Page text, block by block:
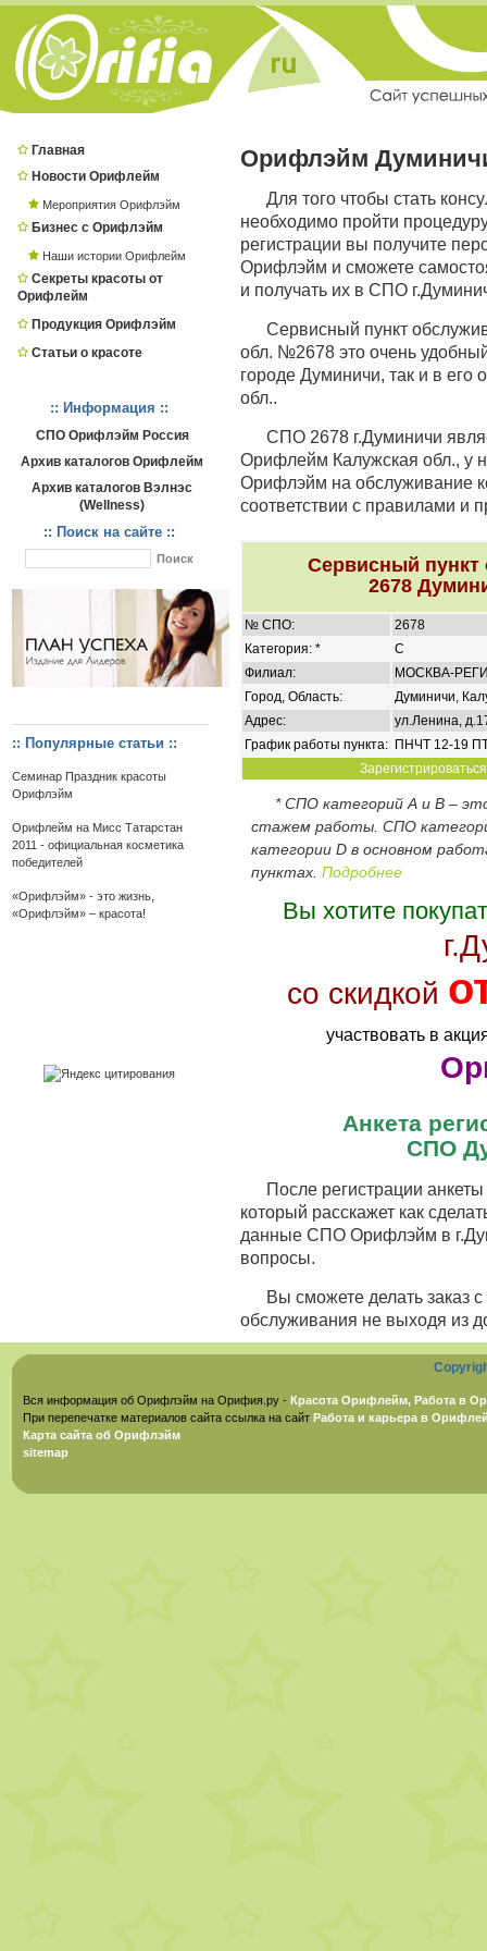
Главная
Новости Орифлейм
Мероприятия Орифлэйм
Бизнес с Орифлэйм
Наши истории Орифлейм
Секреты красоты от
Орифлейм
Продукция Орифлэйм
Статьи о красоте
:: Информация ::
СПО Орифлэйм Россия
Архив каталогов Орифлейм
Архив каталогов Вэлнэс
(Wellness)
:: Поиск на сайте ::
:: Популярные статьи ::
Семинар Праздник красоты
Орифлэйм
Орифлейм на Мисс Татарстан
2011 - официальная косметика
победителей
«Орифлэйм» - это жизнь,
«Орифлэйм» – красота!
Орифлэйм
Для того чтобы стать
необходимо пройти
регистрации вы получите
Орифлэйм и сможете
и получать их в СПО
Сервисный пункт
обл. №2678 это очень
городе Думиничи, так и в его
обл..
СПО 2678 г.Думиничи
Орифлейм Калужская обл., у
Орифлэйм на обслуживание
соответствии с правилами и
Сервисный
2678
№ СПО:
2678
Категория: *
C
Филиал:
МОСКВА-
Город, Область:
Думиничи,
Адрес:
ул.Ленина,
График работы пункта: ПНЧТ 12-19
* СПО категорий А и В –
стажем работы. СПО
категории D в основном
пунктах. Подробнее
Вы хотите
со скидкой
участвовать в
Анкета
СПО
После регистрации
который расскажет как
данные СПО Орифлэйм в
вопросы.
Вы сможете делать заказ
обслуживания не выходя из
Вся информация об Орифлэйм на Орифия.ру - Красота Орифлейм, Работа в
При перепечатке материалов сайта ссылка на сайт Работа и карьера в
Карта сайта об Орифлэйм
sitemap